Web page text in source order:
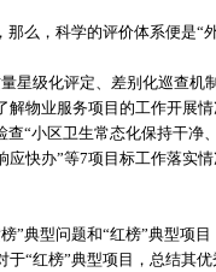
么，科学的评价体系便是“外
星级化评定、差别化巡查
物业服务项目的工作开展
查“小区卫生常态化保持干
快办”等7项目标工作落实
”典型问题和“红榜”典型项
“红榜”典型项目，总结其